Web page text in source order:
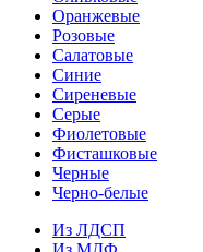
Оранжевые
Розовые
Салатовые
Синие
Сиреневые
Серые
Фиолетовые
Фисташковые
Черные
Черно-белые
Из ЛДСП